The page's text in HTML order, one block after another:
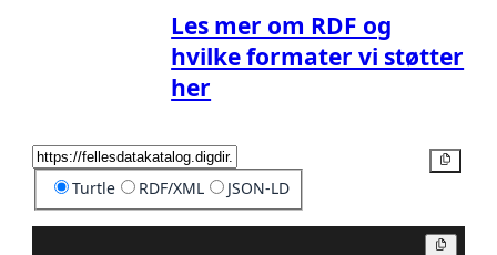
Les mer om RDF og
hvilke formater vi støtter
her
Turtle RDF/XML JSON-LD